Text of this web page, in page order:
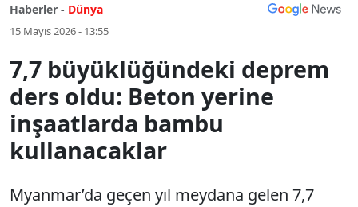
Haberler - Dünya
15 Mayıs 2026 - 13:55
7,7 büyüklüğündeki deprem
ders oldu: Beton yerine
inşaatlarda bambu
kullanacaklar
Myanmar’da geçen yıl meydana gelen 7,7